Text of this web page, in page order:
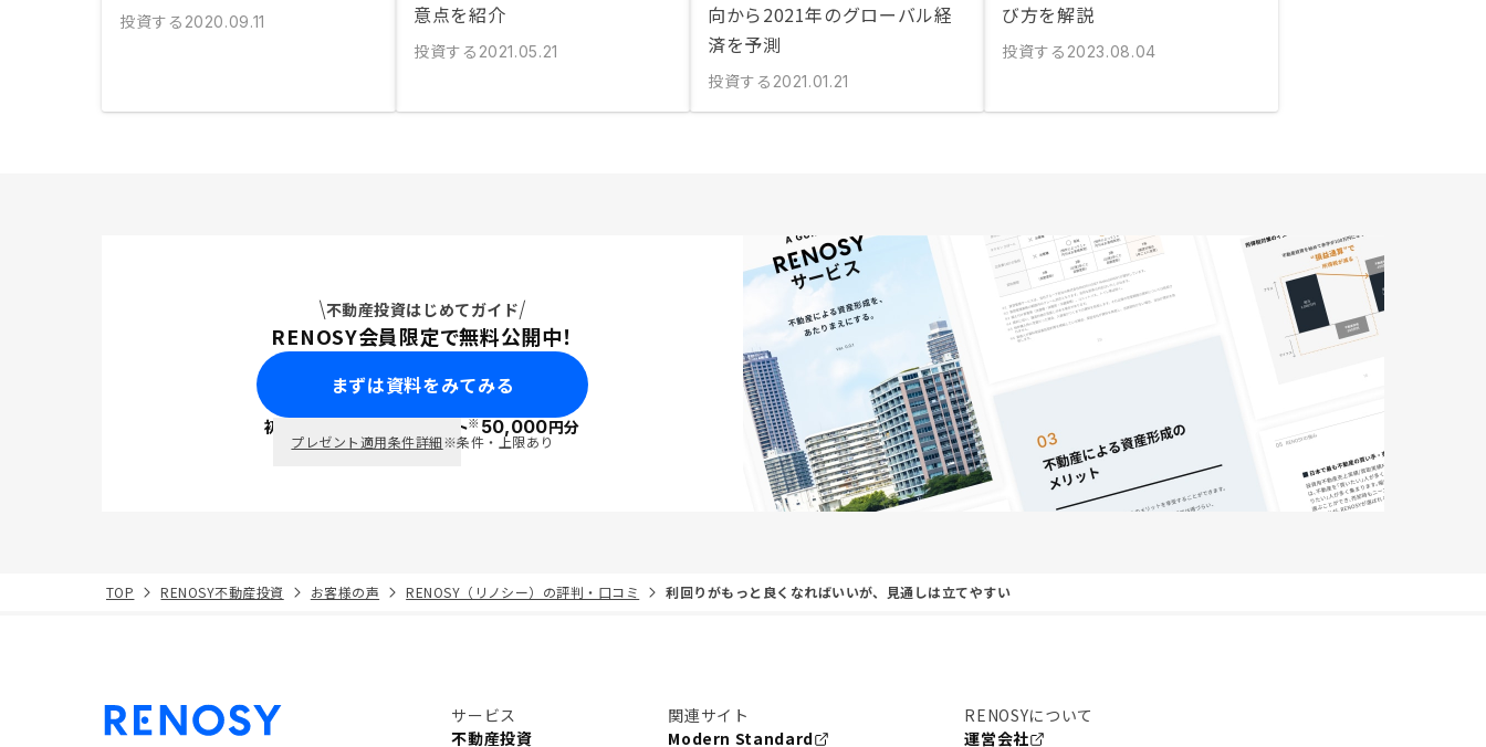
投資する 2020.09.11
意点を紹介
投資する 2021.05.21
向から2021年のグローバル経
済を予測
投資する 2021.01.21
び方を解説
投資する 2023.08.04
不動産投資はじめてガイド
RENOSY会員限定で無料公開中！
まずは資料をみてみる
初回面談で ポイント※50,000円分
プレゼント適用条件詳細※条件・上限あり
TOP RENOSY不動産投資 お客様の声 RENOSY（リノシー）の評判・口コミ 利回りがもっと良くなればいいが、見通しは立てやすい
サービス
不動産投資
関連サイト
Modern Standard
RENOSYについて
運営会社